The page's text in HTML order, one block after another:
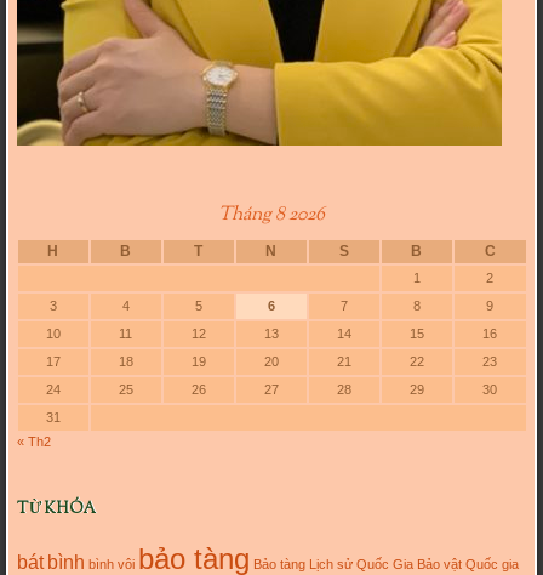
Tháng 8 2026
H B T N S B C
1
2
3
4 5 6 7 8
9
10
11 12 13 14 15
16
17
18 19 20 21 22
23
24
25 26 27 28 29
30
31
« Th2
TỪ KHÓA
bát bình bình vôi bảo tàng Bảo tàng Lịch sử Quốc Gia Bảo vật Quốc gia